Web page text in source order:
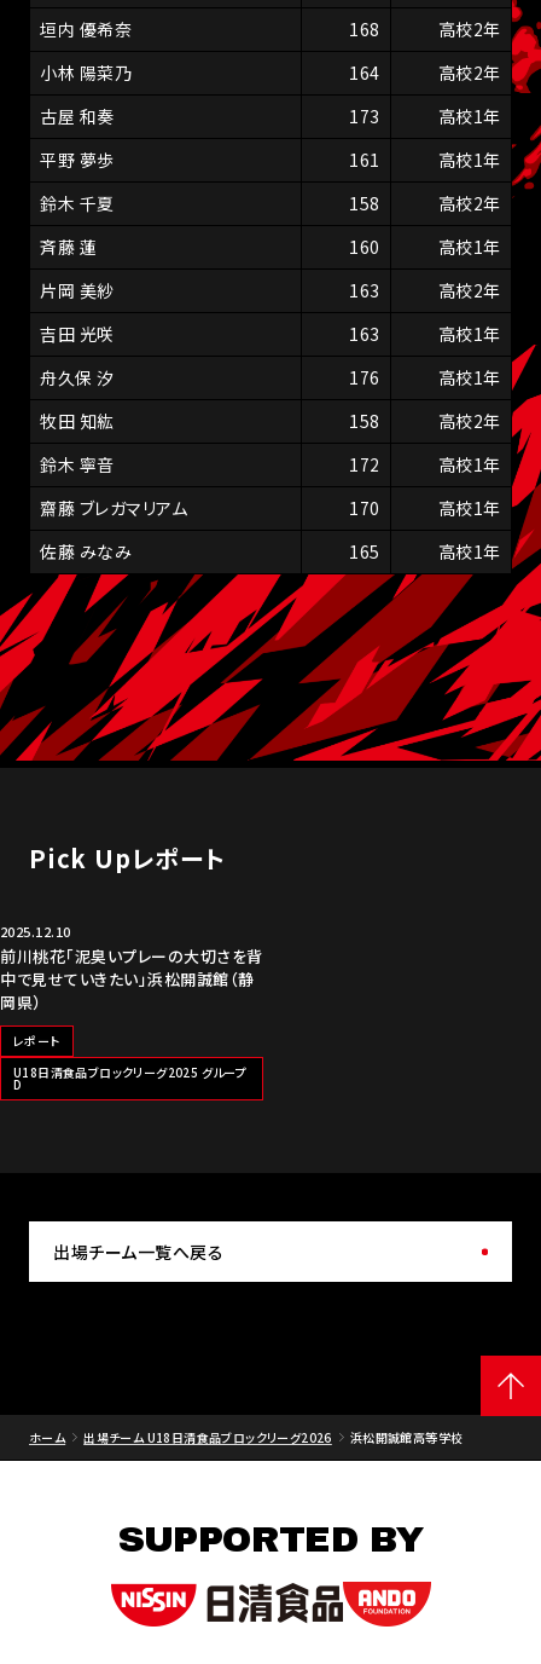
垣内 優希奈
168
高校2年
小林 陽菜乃
164
高校2年
古屋 和奏
173
高校1年
平野 夢歩
161
高校1年
鈴木 千夏
158
高校2年
斉藤 蓮
160
高校1年
片岡 美紗
163
高校2年
吉田 光咲
163
高校1年
舟久保 汐
176
高校1年
牧田 知紘
158
高校2年
鈴木 寧音
172
高校1年
齋藤 ブレガマリアム
170
高校1年
佐藤 みなみ
165 高校1年
Pick Upレポート
2025.12.10
前川桃花「泥臭いプレーの大切さを背
中で見せていきたい」浜松開誠館（静
岡県）
レポート
U18日清食品ブロックリーグ2025 グループ
D
出場チーム一覧へ戻る
ホーム 出場チーム U18日清食品ブロックリーグ2026 浜松開誠館高等学校
SUPPORTED BY